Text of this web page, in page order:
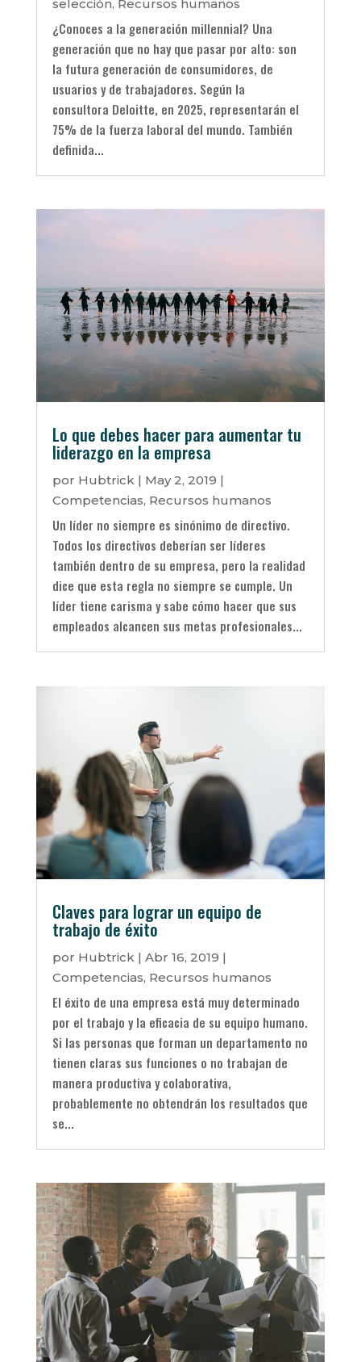
selección, Recursos humanos
¿Conoces a la generación millennial? Una
generación que no hay que pasar por alto: son
la futura generación de consumidores, de
usuarios y de trabajadores. Según la
consultora Deloitte, en 2025, representarán el
75% de la fuerza laboral del mundo. También
definida...
Lo que debes hacer para aumentar tu
liderazgo en la empresa
por Hubtrick| May 2, 2019 |
Competencias, Recursos humanos
Un líder no siempre es sinónimo de directivo.
Todos los directivos deberían ser líderes
también dentro de su empresa, pero la realidad
dice que esta regla no siempre se cumple. Un
líder tiene carisma y sabe cómo hacer que sus
empleados alcancen sus metas profesionales...
Claves para lograr un equipo de
trabajo de éxito
por Hubtrick| Abr 16, 2019 |
Competencias, Recursos humanos
El éxito de una empresa está muy determinado
por el trabajo y la eficacia de su equipo humano.
Si las personas que forman un departamento no
tienen claras sus funciones o no trabajan de
manera productiva y colaborativa,
probablemente no obtendrán los resultados que
se...